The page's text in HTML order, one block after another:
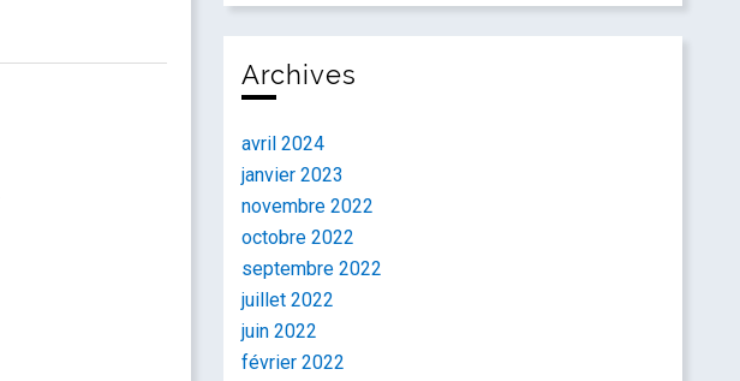
Archives
avril 2024
janvier 2023
novembre 2022
octobre 2022
septembre 2022
juillet 2022
juin 2022
février 2022